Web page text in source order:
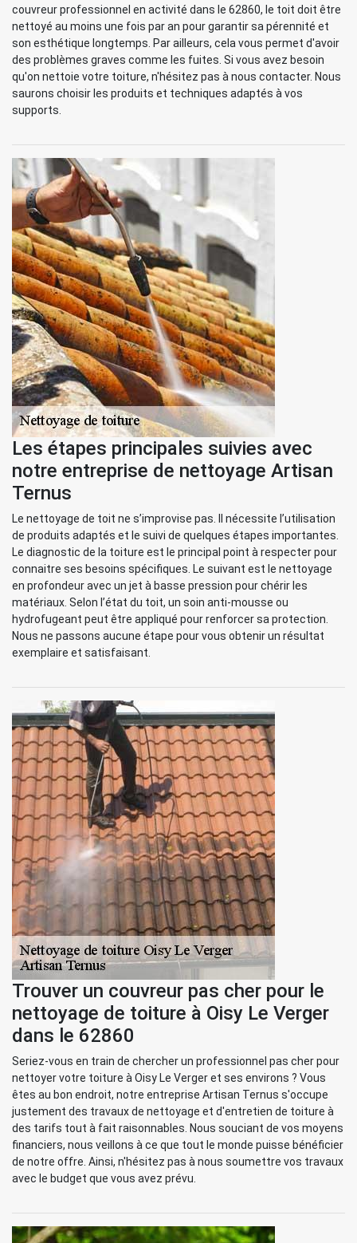
couvreur professionnel en activité dans le 62860, le toit doit être
nettoyé au moins une fois par an pour garantir sa pérennité et
son esthétique longtemps. Par ailleurs, cela vous permet d'avoir
des problèmes graves comme les fuites. Si vous avez besoin
qu'on nettoie votre toiture, n'hésitez pas à nous contacter. Nous
saurons choisir les produits et techniques adaptés à vos
supports.
Les étapes principales suivies avec
notre entreprise de nettoyage Artisan
Ternus
Le nettoyage de toit ne s’improvise pas. Il nécessite l’utilisation
de produits adaptés et le suivi de quelques étapes importantes.
Le diagnostic de la toiture est le principal point à respecter pour
connaitre ses besoins spécifiques. Le suivant est le nettoyage
en profondeur avec un jet à basse pression pour chérir les
matériaux. Selon l’état du toit, un soin anti-mousse ou
hydrofugeant peut être appliqué pour renforcer sa protection.
Nous ne passons aucune étape pour vous obtenir un résultat
exemplaire et satisfaisant.
Trouver un couvreur pas cher pour le
nettoyage de toiture à Oisy Le Verger
dans le 62860
Seriez-vous en train de chercher un professionnel pas cher pour
nettoyer votre toiture à Oisy Le Verger et ses environs ? Vous
êtes au bon endroit, notre entreprise Artisan Ternus s'occupe
justement des travaux de nettoyage et d'entretien de toiture à
des tarifs tout à fait raisonnables. Nous souciant de vos moyens
financiers, nous veillons à ce que tout le monde puisse bénéficier
de notre offre. Ainsi, n'hésitez pas à nous soumettre vos travaux
avec le budget que vous avez prévu.